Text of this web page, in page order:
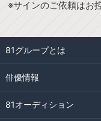
※サインのご依頼はお
81グループとは
俳優情報
81オーディション